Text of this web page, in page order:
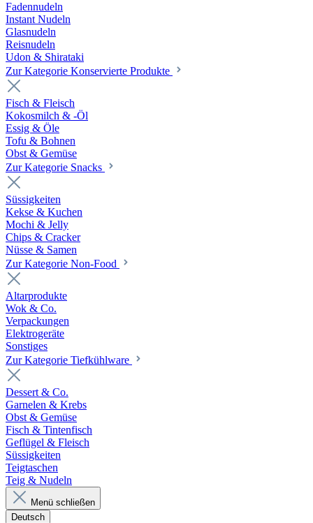
Fadennudeln
Instant Nudeln
Glasnudeln
Reisnudeln
Udon & Shirataki
Zur Kategorie Konservierte Produkte
Fisch & Fleisch
Kokosmilch & -Öl
Essig & Öle
Tofu & Bohnen
Obst & Gemüse
Zur Kategorie Snacks
Süssigkeiten
Kekse & Kuchen
Mochi & Jelly
Chips & Cracker
Nüsse & Samen
Zur Kategorie Non-Food
Altarprodukte
Wok & Co.
Verpackungen
Elektrogeräte
Sonstiges
Zur Kategorie Tiefkühlware
Dessert & Co.
Garnelen & Krebs
Obst & Gemüse
Fisch & Tintenfisch
Geflügel & Fleisch
Süssigkeiten
Teigtaschen
Teig & Nudeln
Menü schließen
Deutsch